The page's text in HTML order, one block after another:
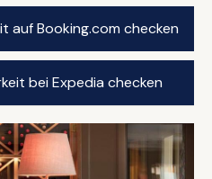
auf Booking.com checken
bei Expedia checken